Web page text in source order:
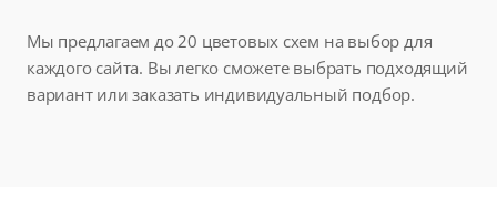
Мы предлагаем до 20 цветовых схем на выбор для
каждого сайта. Вы легко сможете выбрать подходящий
вариант или заказать индивидуальный подбор.